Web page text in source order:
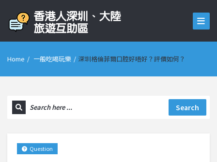
Home / 一般吃喝玩樂 / 深圳格倫菲爾口腔好唔好？評價如何？
Search
Question